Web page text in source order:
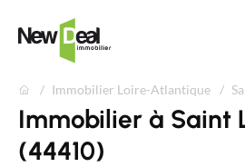
Immobilier Loire-Atlantique
Immobilier à Saint
(44410)